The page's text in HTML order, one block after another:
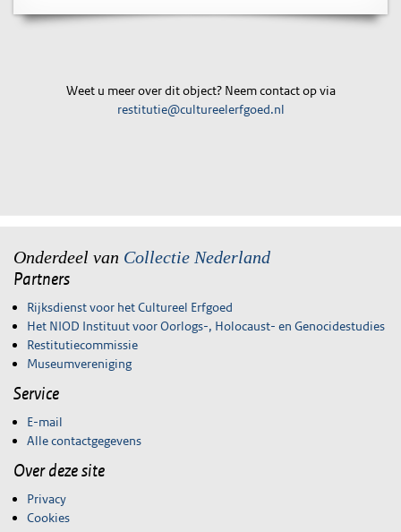
Weet u meer over dit object? Neem contact op via
restitutie@cultureelerfgoed.nl
Onderdeel van Collectie Nederland
Partners
Rijksdienst voor het Cultureel Erfgoed
Het NIOD Instituut voor Oorlogs-, Holocaust- en Genocidestudies
Restitutiecommissie
Museumvereniging
Service
E-mail
Alle contactgegevens
Over deze site
Privacy
Cookies